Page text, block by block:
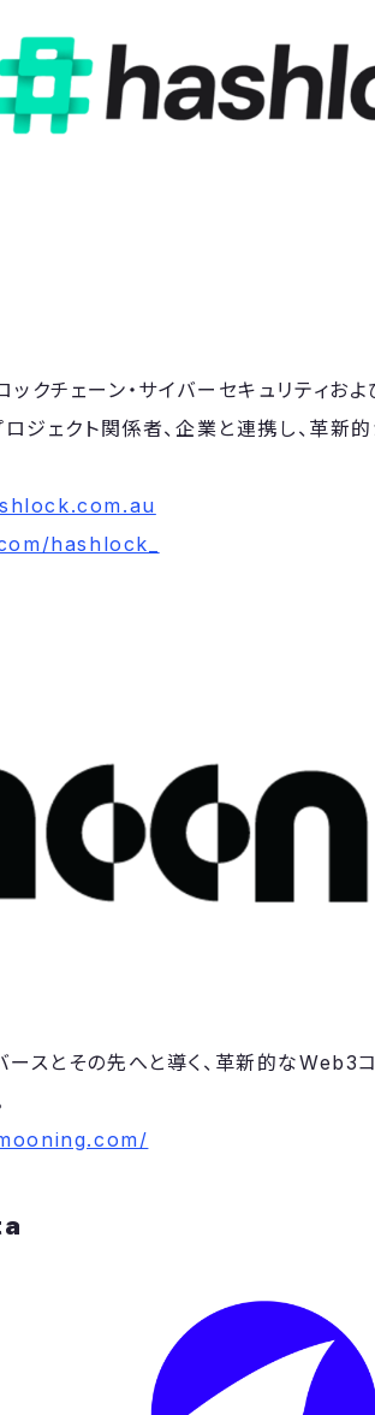
ックチェーン・サイバーセキュリティお
ジェクト関係者、企業と連携し、革新
hashlock_
ースとその先へと導く、革新的なWeb3